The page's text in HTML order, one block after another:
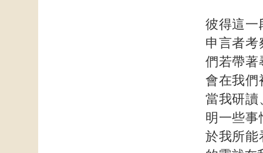
彼得這一
申言者考
們若帶著
會在我們
當我研讀
明一些事
於我所能